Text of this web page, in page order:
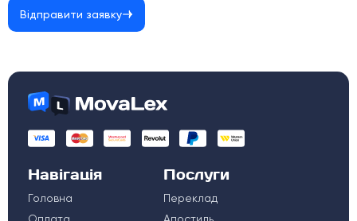
Відправити заявку
Навігація
Головна
Послуги
Переклад